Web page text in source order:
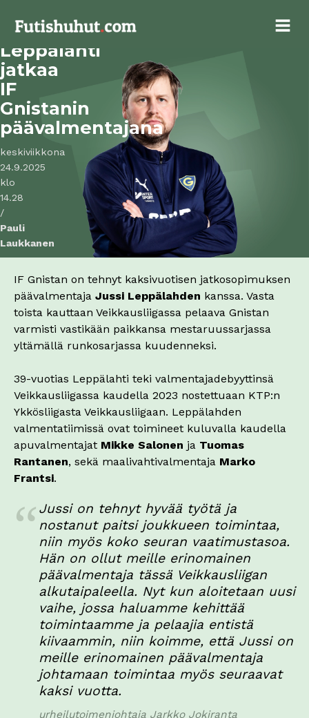
Jussi
Leppälahti
jatkaa
IF
Gnistanin
päävalmentajana
keskiviikkona
24.9.2025
klo
14.28
/
Pauli
Laukkanen
IF Gnistan on tehnyt kaksivuotisen jatkosopimuksen
päävalmentaja Jussi Leppälahden kanssa. Vasta
toista kauttaan Veikkausliigassa pelaava Gnistan
varmisti vastikään paikkansa mestaruussarjassa
yltämällä runkosarjassa kuudenneksi.
39-vuotias Leppälahti teki valmentajadebyyttinsä
Veikkausliigassa kaudella 2023 nostettuaan KTP:n
Ykkösliigasta Veikkausliigaan. Leppälahden
valmentatiimissä ovat toimineet kuluvalla kaudella
apuvalmentajat Mikke Salonen ja Tuomas
Rantanen, sekä maalivahtivalmentaja Marko
Frantsi.
Jussi on tehnyt hyvää työtä ja
nostanut paitsi joukkueen toimintaa,
niin myös koko seuran vaatimustasoa.
Hän on ollut meille erinomainen
päävalmentaja tässä Veikkausliigan
alkutaipaleella. Nyt kun aloitetaan uusi
vaihe, jossa haluamme kehittää
toimintaamme ja pelaajia entistä
kiivaammin, niin koimme, että Jussi on
meille erinomainen päävalmentaja
johtamaan toimintaa myös seuraavat
kaksi vuotta.
urheilutoimenjohtaja Jarkko Jokiranta